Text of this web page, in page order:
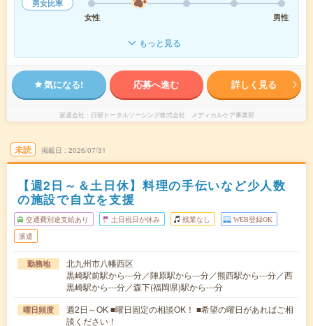
男女比率
女性
男性
もっと見る
気になる! 応募へ進む 詳しく見る
派遣会社 日研トータルソーシング株式会社 メディカルケア事業部
未読 掲載日 2026/07/31
【週2日～＆土日休】料理の手伝いなど少人数
の施設で自立を支援
交通費別途支給あり 土日祝日が休み 残業なし WEB登録OK
派遣
勤務地
北九州市八幡西区
黒崎駅前駅から---分／陣原駅から---分／熊西駅から---分／西
黒崎駅から---分／森下(福岡県)駅から---分
曜日頻度
週2日～OK ■曜日固定の相談OK！ ■希望の曜日があればご相
談ください！